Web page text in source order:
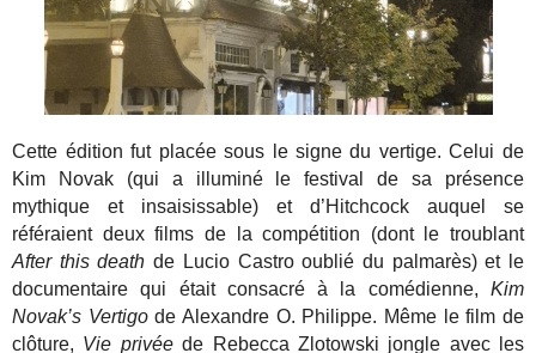
Cette édition fut placée sous le signe du vertige. Celui de
Kim Novak (qui a illuminé le festival de sa présence
mythique et insaisissable) et d’Hitchcock auquel se
référaient deux films de la compétition (dont le troublant
After this death de Lucio Castro oublié du palmarès) et le
documentaire qui était consacré à la comédienne, Kim
Novak’s Vertigode Alexandre O. Philippe. Même le film de
clôture, Vie privéede Rebecca Zlotowski jongle avec les